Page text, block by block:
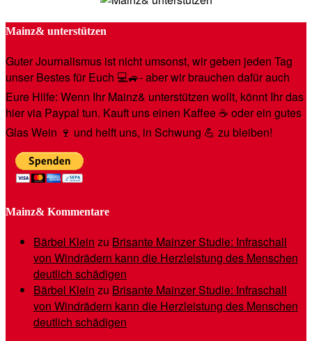
Mainz& unterstützen
Guter Journalismus ist nicht umsonst, wir geben jeden Tag
unser Bestes für Euch 💻🚙- aber wir brauchen dafür auch
Eure Hilfe: Wenn Ihr Mainz& unterstützen wollt, könnt Ihr das
hier via Paypal tun. Kauft uns einen Kaffee ☕️ oder ein gutes
Glas Wein 🍷 und helft uns, in Schwung 💪 zu bleiben!
Mainz& Kommentare
Bärbel Klein zu Brisante Mainzer Studie: Infraschall
von Windrädern kann die Herzleistung des Menschen
deutlich schädigen
Bärbel Klein zu Brisante Mainzer Studie: Infraschall
von Windrädern kann die Herzleistung des Menschen
deutlich schädigen